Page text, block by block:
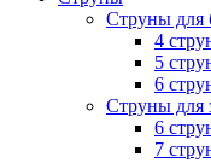
Струны для
4
5
6
Струны для
6
7